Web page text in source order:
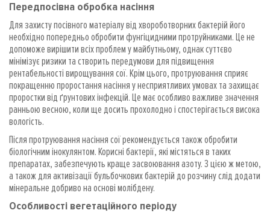
Передпосівна обробка насіння
Для захисту посівного матеріалу від хвороботворних бактерій його
необхідно попередньо обробити фунгіцидними протруйниками. Це не
допоможе вирішити всіх проблем у майбутньому, однак суттєво
мінімізує ризики та створить передумови для підвищення
рентабельності вирощування сої. Крім цього, протруювання сприяє
покращенню проростання насіння у несприятливих умовах та захищає
проростки від ґрунтових інфекцій. Це має особливо важливе значення
ранньою весною, коли ще досить прохолодно і спостерігається висока
вологість.
Після протруювання насіння сої рекомендується також обробити
біологічним інокулянтом. Корисні бактерії, які містяться в таких
препаратах, забезпечують краще засвоювання азоту. З цією ж метою,
а також для активізації бульбочкових бактерій до розчину слід додати
мінеральне добриво на основі молібдену.
Особливості вегетаційного періоду